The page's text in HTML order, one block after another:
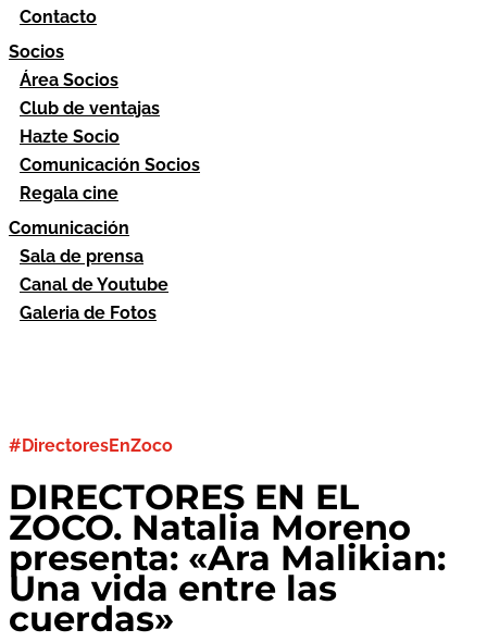
Contacto
Socios
Área Socios
Club de ventajas
Hazte Socio
Comunicación Socios
Regala cine
Comunicación
Sala de prensa
Canal de Youtube
Galeria de Fotos
#DirectoresEnZoco
DIRECTORES EN EL
ZOCO. Natalia Moreno
presenta: «Ara Malikian:
Una vida entre las
cuerdas»